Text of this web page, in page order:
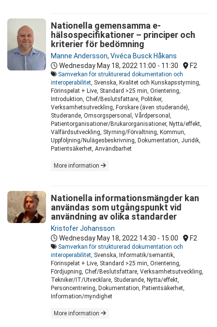
Nationella gemensamma e-
hälsospecifikationer – principer och
kriterier för bedömning
Manne Andersson, Vivéca Busck Håkans
Wednesday May 18, 2022 11:00 - 11:30 F2
Samverkan för strukturerad dokumentation och
interoperabilitet, Svenska, Kvalitet och Kunskapsstyrning,
Förinspelat + Live, Standard >25 min, Orientering,
Introduktion, Chef/Beslutsfattare, Politiker,
Verksamhetsutveckling, Forskare (även studerande),
Studerande, Omsorgspersonal, Vårdpersonal,
Patientorganisationer/Brukarorganisationer, Nytta/effekt,
Välfärdsutveckling, Styrning/Förvaltning, Kommun,
Uppföljning/Nulägesbeskrivning, Dokumentation, Juridik,
Patientsäkerhet, Användbarhet
More information
Nationella informationsmängder kan
användas som utgångspunkt vid
användning av olika standarder
Kristofer Johansson
Wednesday May 18, 2022 14:30 - 15:00 F2
Samverkan för strukturerad dokumentation och
interoperabilitet, Svenska, Informatik/semantik,
Förinspelat + Live, Standard >25 min, Orientering,
Fördjupning, Chef/Beslutsfattare, Verksamhetsutveckling,
Tekniker/IT/Utvecklare, Studerande, Nytta/effekt,
Personcentrering, Dokumentation, Patientsäkerhet,
Information/myndighet
More information